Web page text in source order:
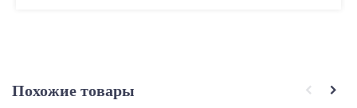
Похожие товары